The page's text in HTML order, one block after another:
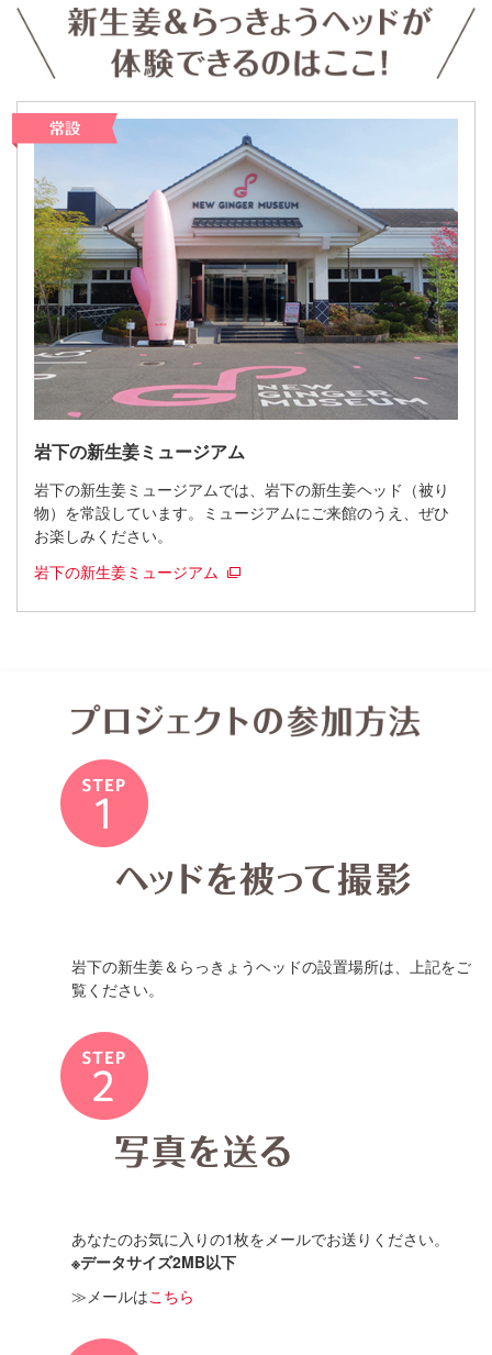
岩下の新生姜ミュージアム
岩下の新生姜ミュージアムでは、岩下の新生姜ヘッド（被り
物）を常設しています。ミュージアムにご来館のうえ、ぜひ
お楽しみください。
岩下の新生姜ミュージアム
岩下の新生姜＆らっきょうヘッドの設置場所は、上記をご
覧ください。
あなたのお気に入りの1枚をメールでお送りください。
※データサイズ2MB以下
≫メールはこちら